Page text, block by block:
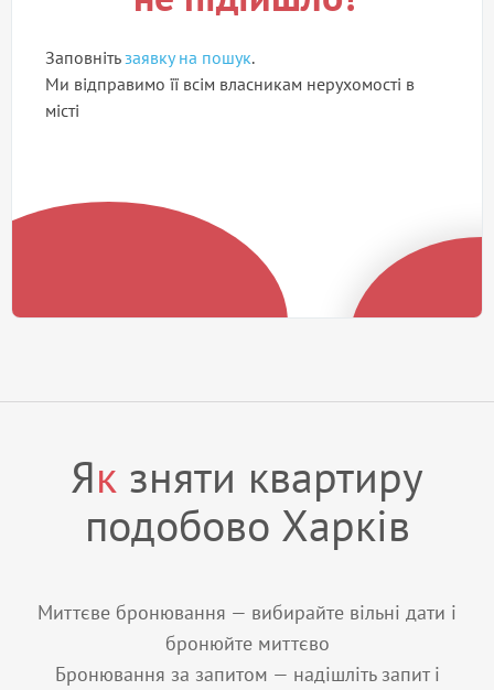
Заповнітьзаявку на пошук.
Ми відправимо її всім власникам нерухомості в
місті
Як зняти квартиру
подобово Харків
Миттєве бронювання — вибирайте вільні дати і
бронюйте миттєво
Бронювання за запитом — надішліть запит і